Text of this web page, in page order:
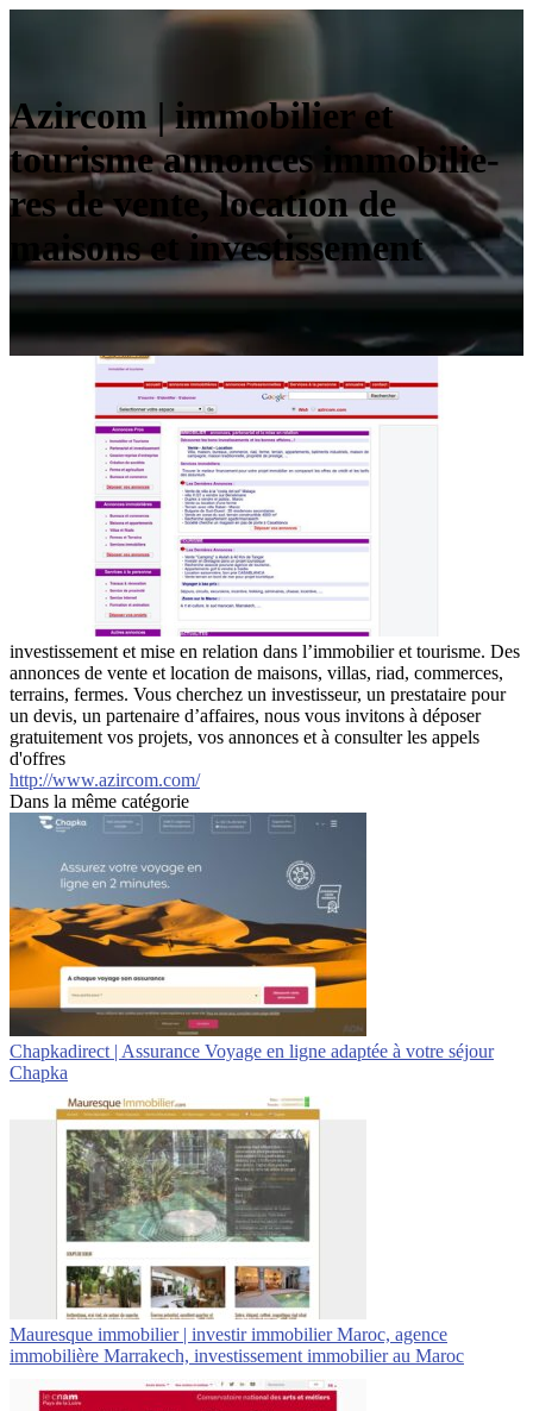
Azircom | immobilier et
tourisme annonces im­mobilie­
res de vente, location de
maisons et in­vestis­se­ment
investissement et mise en relation dans l’immobilier et tourisme. Des
annonces de vente et location de maisons, villas, riad, commerces,
terrains, fermes. Vous cherchez un investisseur, un prestataire pour
un devis, un partenaire d’affaires, nous vous invitons à déposer
gratuitement vos projets, vos annonces et à consulter les appels
d'offres
http://www.azircom.com/
Dans la même catégorie
Chap­kadi­rect | Assurance Voyage en ligne adaptée à votre séjour
Chapka
Mauresque immobilier | investir immobilier Maroc, agence
immobilière Marrakech, in­vestis­se­ment immobilier au Maroc